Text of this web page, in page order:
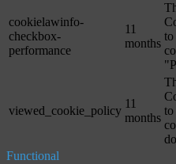
cookielawinfo-
checkbox-
performance
11
months
to
viewed_cookie_policy
11
months
to
Functional